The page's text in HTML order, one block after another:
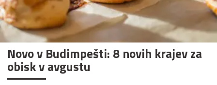
Novo v Budimpešti: 8 novih krajev za
obisk v avgustu